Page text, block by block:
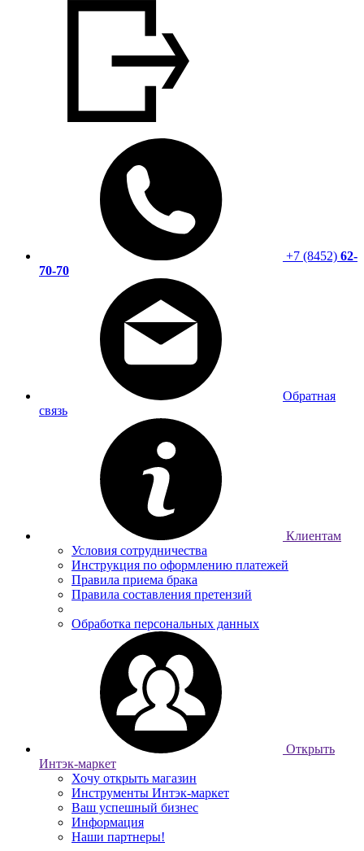
+7 (8452) 62-
70-70
Обратная
связь
Клиентам
Условия сотрудничества
Инструкция по оформлению платежей
Правила приема брака
Правила составления претензий
Обработка персональных данных
Открыть
Интэк-маркет
Хочу открыть магазин
Инструменты Интэк-маркет
Ваш успешный бизнес
Информация
Наши партнеры!